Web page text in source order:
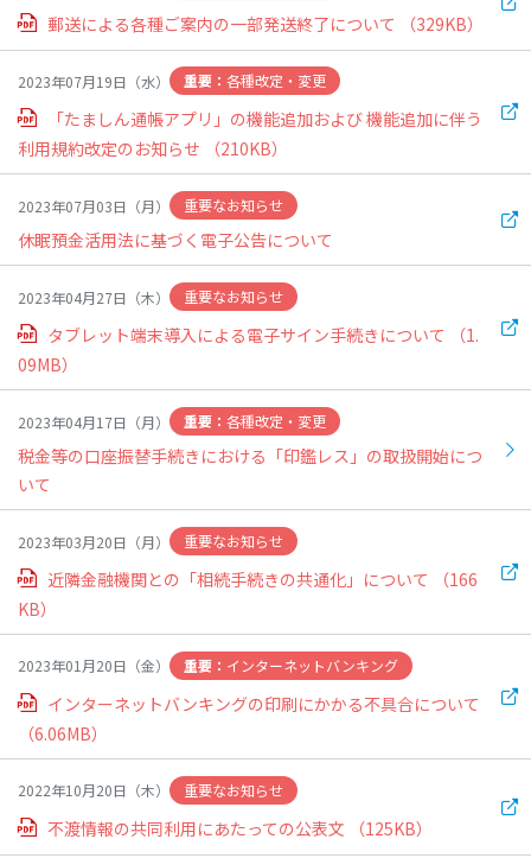
出し入れしたい
コツコツ貯めたい
お金を貯める
有利な金利で
貯めたい
一覧へ
預かり資産から探す
一覧へ
その他サービス から探す
貸し金庫 年金お受取りの特典
インターネットで
お手続き
外貨宅配・外貨郵送買
取サービス
郵送による各種ご案内の一部発送終了について （329KB）
2023年07月19日（水） 各種改定・変更
「たましん通帳アプリ」の機能追加および 機能追加に伴う
利用規約改定のお知らせ
（210KB）
2023年07月03日（月） 重要なお知らせ
休眠預金活用法に基づく電子公告について
2023年04月27日（木） 重要なお知らせ
タブレット端末導入による電子サイン手続きについて
（1.
09MB）
2023年04月17日（月） 各種改定・変更
税金等の口座振替手続きにおける「印鑑レス」の取扱開始につ
いて
2023年03月20日（月） 重要なお知らせ
近隣金融機関との「相続手続きの共通化」について
（166
KB）
2023年01月20日（金） インターネットバンキング
インターネットバンキングの印刷にかかる不具合について
（6.06MB）
2022年10月20日（木） 重要なお知らせ
不渡情報の共同利用にあたっての公表文 （125KB）